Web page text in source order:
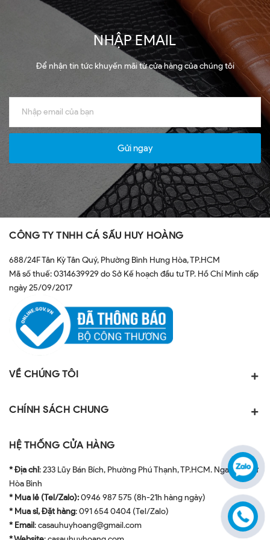
NHẬP EMAIL
Để nhận tin tức khuyến mãi từ cửa hàng của chúng tôi
Gửi ngay
CÔNG TY TNHH CÁ SẤU HUY HOÀNG
688/24F Tân Kỳ Tân Quý, Phường Bình Hưng Hòa, TP.HCM
Mã số thuế: 0314639929 do Sở Kế hoạch đầu tư TP. Hồ Chí Minh cấp
ngày 25/09/2017
VỀ CHÚNG TÔI
CHÍNH SÁCH CHUNG
HỆ THỐNG CỬA HÀNG
* Địa chỉ: 233 Lũy Bán Bích, Phường Phú Thạnh, TP.HCM. Ngay ngã tư
Hòa Bình
* Mua lẻ (Tel/Zalo):0946 987 575 (8h-21h hàng ngày)
* Mua sỉ, Đặt hàng: 091 654 0404 (Tel/Zalo)
* Email: casauhuyhoang@gmail.com